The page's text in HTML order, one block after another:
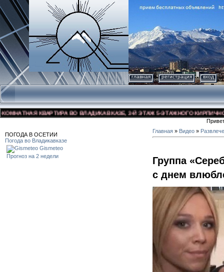
главная регистрация вход
КВАРТИРА ВО ВЛАДИКАВКАЗЕ, 3-Й ЭТАЖ 5-ЭТАЖНОГО
ПОГОДА В ОСЕТИИ
Погода во Владикавказе
Gismeteo
Прогноз на 2 недели
Главная » Видео »
Группа
с днем